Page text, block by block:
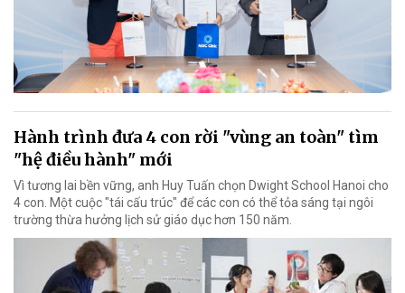
Hành trình đưa 4 con rời "vùng an toàn" tìm
"hệ điều hành" mới
Vì tương lai bền vững, anh Huy Tuấn chọn Dwight School Hanoi cho
4 con. Một cuộc "tái cấu trúc" để các con có thể tỏa sáng tại ngôi
trường thừa hưởng lịch sử giáo dục hơn 150 năm.